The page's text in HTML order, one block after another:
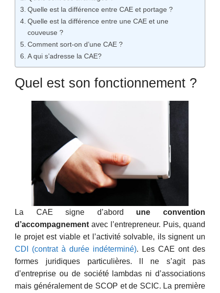
Quelle est la différence entre CAE et portage ?
Quelle est la différence entre une CAE et une
couveuse ?
Comment sort-on d’une CAE ?
A qui s’adresse la CAE?
Quel est son fonctionnement ?
La CAE signe d’abord une convention
d’accompagnement avec l’entrepreneur. Puis, quand
le projet est viable et l’activité solvable, ils signent un
CDI (contrat à durée indéterminé). Les CAE ont des
formes juridiques particulières. Il ne s’agit pas
d’entreprise ou de société lambdas ni d’associations
mais généralement de SCOP et de SCIC. La première